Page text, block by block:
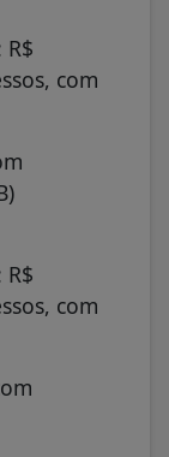
com
com